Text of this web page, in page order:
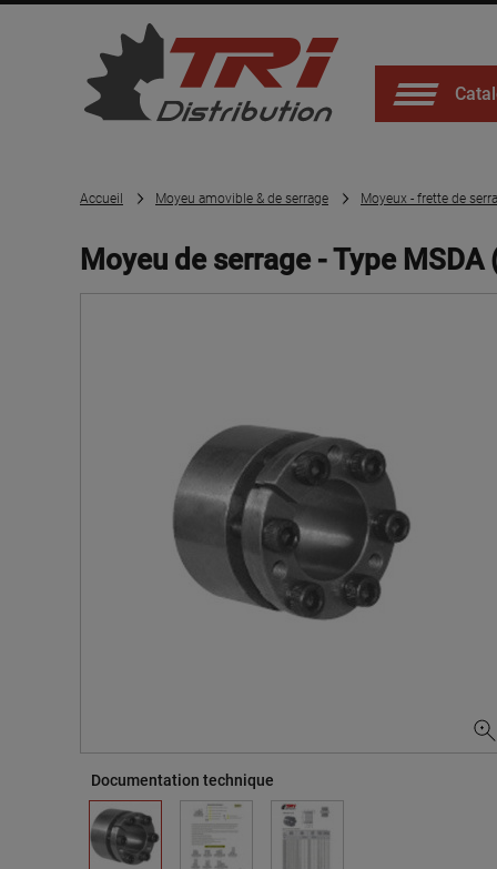
Accueil Moyeu amovible & de serrage Moyeux - frette de
Moyeu de serrage - Type MSDA
Documentation technique